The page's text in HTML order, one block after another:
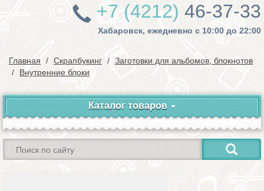
+7 (4212) 46-37-33
Хабаровск, ежедневно с 10:00 до 22:00
Главная Скрапбукинг
Заготовки для альбомов, блокнотов
Внутренние блоки
Каталог товаров